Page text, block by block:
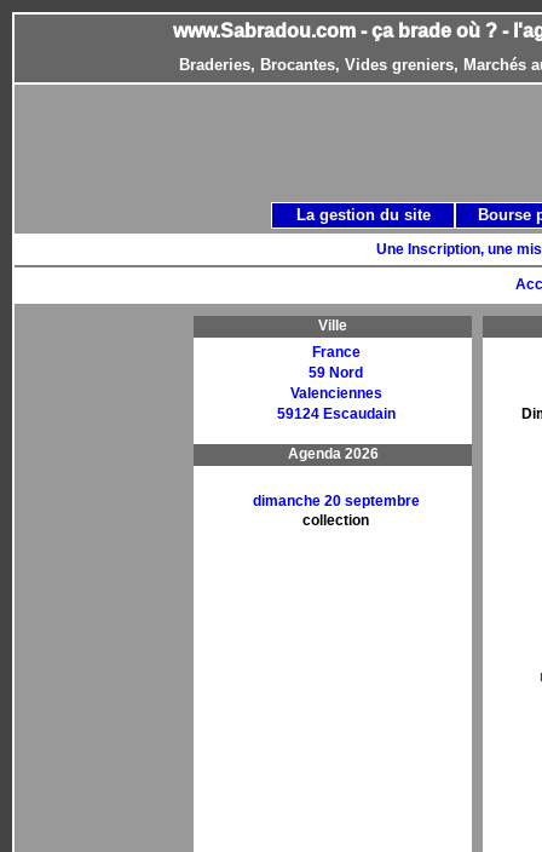
www.Sabradou.com - ça brade où ? -
Braderies, Brocantes, Vides greniers, Marchés
Une Inscription, une
Ville
France
59 Nord
Valenciennes
59124 Escaudain
Agenda 2026
dimanche 20 septembre
collection
La gestion du site Bourse